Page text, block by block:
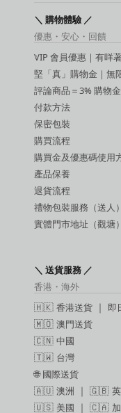
敏感提升用品
延時噴霧
吸啜器
震蛋
SM 玩具
SM 手扣
潤滑液
＼ 購物體驗 ／
優惠・安心・回饋
VIP 會員優惠｜有咩
堅「真」購物金｜無
評論商品＝3% 購物金
付款方法
保密包裝
購買流程
購買金及優惠碼使用
產品保養
退貨流程
禮物包裝服務（送人）
實體門市地址（觀塘）
＼ 送貨服務 ／
香港・海外
🇭🇰 香港送貨 ｜ 即
🇲🇴 澳門送貨
🇨🇳 中國
🇹🇼 台灣
🌐國際送貨
🇦🇺 澳洲 ｜ 🇬🇧
🇺🇸 美國 ｜ 🇨🇦